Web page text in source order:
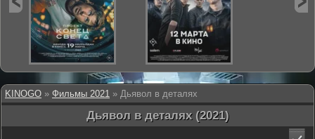
KINOGO » Фильмы 2021 » Дьявол в деталях
Дьявол в деталях (2021)